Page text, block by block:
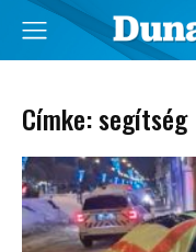
Címke: segítség